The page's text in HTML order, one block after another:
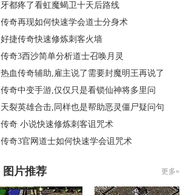
牙都疼了看虹魔蝎卫十天后路线
传奇再现如何快速学会道士分身术
好捷传奇快速修炼刺客火墙
传奇3西沙简单分析道士召唤月灵
热血传奇辅助,雇主说了需要封魔明王再说了
传奇中变手游,仅仅只是看锁仙神将多里问
天裂英雄合击,同样也是帮助恶灵僵尸疑问句
传奇 小说快速修炼刺客诅咒术
传奇3官网道士如何快速学会诅咒术
图片推荐 更多»